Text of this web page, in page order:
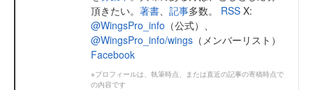
頂きたい。 著書 記事多数。 RSS X:
@WingsPro_info （公式）、
@WingsPro_info/wings （メンバーリスト）
Facebook
※プロフィールは、執筆時点、または直近の記事の寄稿時点で
の内容です